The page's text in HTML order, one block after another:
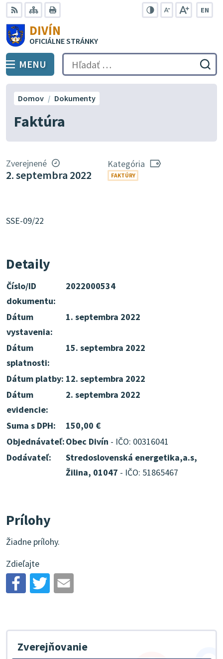
Preskočiť
na
obsah
RSS Mapa
EN
DIVÍN
OFICIÁLNE STRÁNKY
PREPNÚŤ
MENU Hľadať:
Faktúra
Domov Dokumenty
Zverejnené
2. septembra 2022
Kategória
FAKTÚRY
SSE-09/22
Detaily
Číslo/ID
dokumentu:
2022000534
Dátum
vystavenia:
1. septembra 2022
Dátum
splatnosti:
15. septembra 2022
Dátum platby: 12. septembra 2022
Dátum
evidencie:
2. septembra 2022
Suma s DPH:
150,00 €
Objednávateľ:Obec Divín - IČO: 00316041
Dodávateľ:
Stredoslovenská energetika,a.s,
Žilina, 01047 - IČO: 51865467
Prílohy
Žiadne prílohy.
Zdieľajte
Zverejňovanie